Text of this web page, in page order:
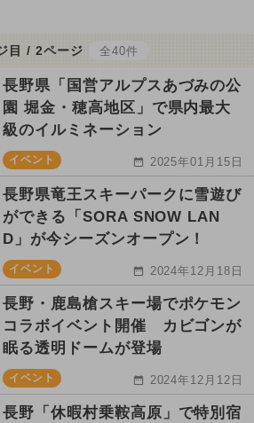
目 / 2ページ 全40件
長野県「国営アルプスあづみの公
園 堀金・穂高地区」で県内最大
級のイルミネーション
イベント 2025年01月15日
長野県竜王スキーパークに雪遊び
ができる「SORA SNOW LAN
D」が今シーズンオープン！
イベント 2024年12月18日
長野・鹿島槍スキー場でポケモン
コラボイベント開催 カビゴンが
眠る透明ドームが登場
イベント 2024年12月12日
長野「休暇村乗鞍高原」で特別宿